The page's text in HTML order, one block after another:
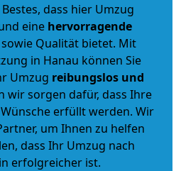
dass hier Umzug
eine hervorragende
sowie Qualität bietet. Mit
in Hanau können Sie
Umzug reibungslos und
wir sorgen dafür, dass Ihre
erfüllt werden. Wir
um Ihnen zu helfen
dass Ihr Umzug nach
erfolgreicher ist.